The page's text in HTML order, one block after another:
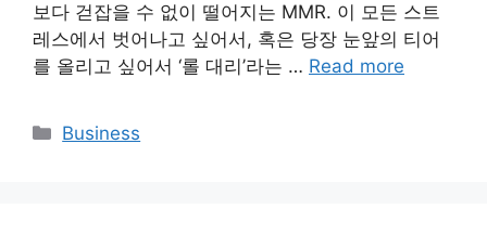
보다 걷잡을 수 없이 떨어지는 MMR. 이 모든 스트
레스에서 벗어나고 싶어서, 혹은 당장 눈앞의 티어
를 올리고 싶어서 ‘롤 대리’라는 … Read more
Categories
Business